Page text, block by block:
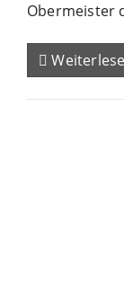
Obermeister